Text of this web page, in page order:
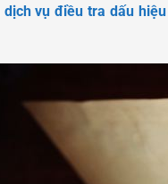
dịch vụ điều tra dấu